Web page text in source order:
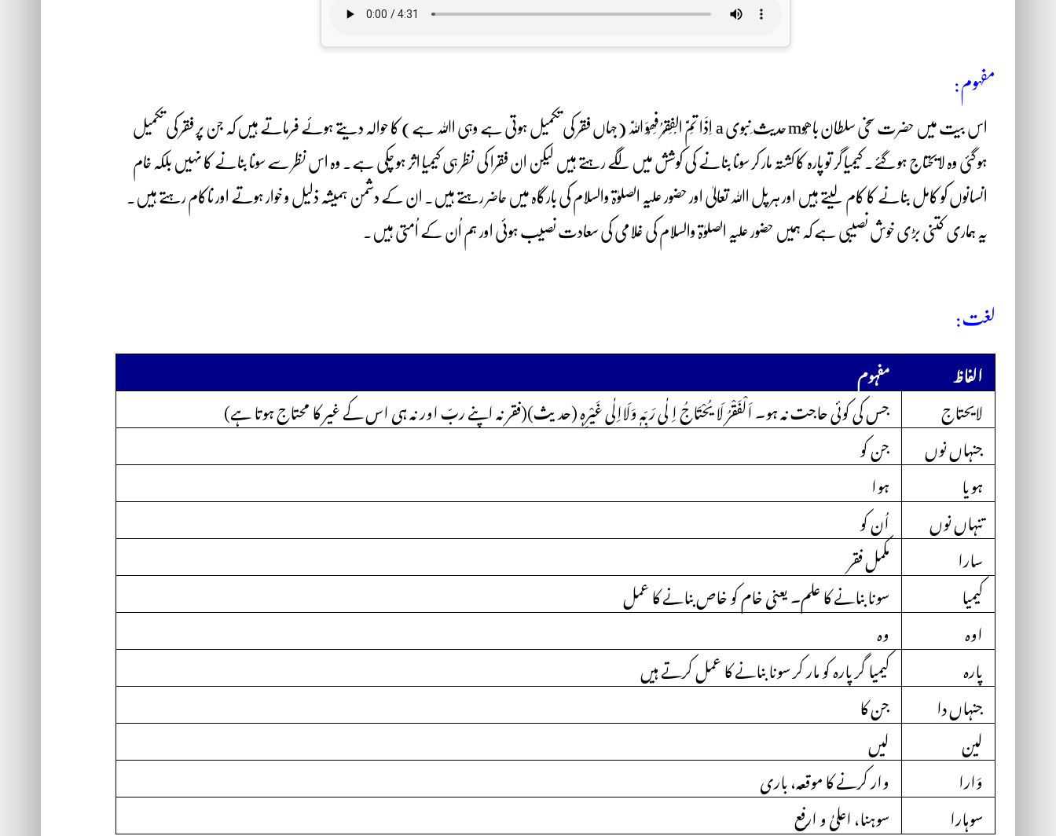
مفہوم:
اس بیت میں حضرت سخی سلطان باھُوm حدیث ِنبوی a اِذَا تَمَّ الْفَقْرُ فَھُوَ اللّٰہ (جہاں فقر کی تکمیل ہوتی ہے وہی اﷲ ہے) کا حوالہ دیتے ہوئے فرماتے ہیں کہ جن پر فقر کی تکمیل
ہو گئی وہ لایحتاج ہو گئے۔ کیمیا گر تو پارہ کا کشتہ مار کر سونا بنانے کی کوشش میں لگے رہتے ہیں لیکن ان فقرا کی نظر ہی کیمیا اثر ہو چکی ہے۔ وہ اس نظر سے سونا بنانے کا نہیں بلکہ خام
انسانوں کو کامل بنانے کا کام لیتے ہیں اور ہر پل اﷲ تعالیٰ اور حضور علیہ الصلوٰۃ والسلام کی بارگاہ میں حاضر رہتے ہیں۔ ان کے دشمن ہمیشہ ذلیل و خوار ہوتے اور ناکام رہتے ہیں۔
یہ ہماری کتنی بڑی خوش نصیبی ہے کہ ہمیں حضور علیہ الصلوٰۃ والسلام کی غلامی کی سعادت نصیب ہوئی اور ہم اُن کے اُمتی ہیں۔
لغت:
الفاظ
مفہوم
لایحتاج
جس کی کوئی حاجت نہ ہو۔ اَلْفَقْرُ لَا یُحْتَاجُ اِ لٰی رَبِّہٖ وَلَااِلٰی غَیْرِہٖ (حدیث)(فقر نہ اپنے ربّ اور نہ ہی اس کے غیر کا محتاج ہوتا ہے)
جنہاں نوں
جن کو
ہویا
ہوا
تنہاں نوں
اُن کو
سارا
مکمل فقر
کیمیا
سونا بنانے کا علم۔ یعنی خام کو خاص بنانے کا عمل
اوہ
وہ
پارہ
کیمیا گر پارہ کو مار کر سونا بنانے کا عمل کرتے ہیں
جنہاں دا
جن کا
لین
لیں
وَارا
وار کرنے کا موقعہ، باری
سوہارا
سوہنا، اعلیٰ و ارفع